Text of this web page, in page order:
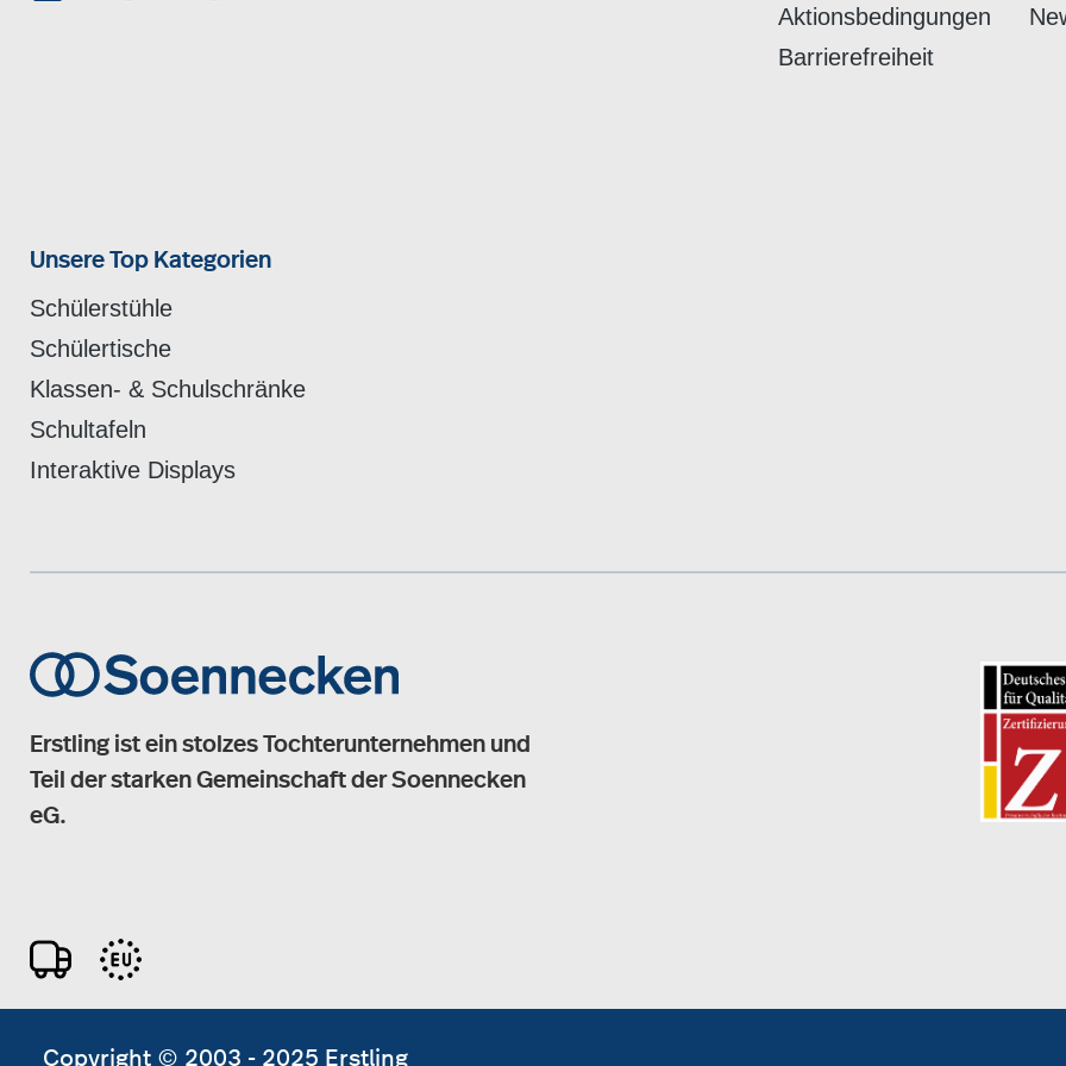
Aktionsbedingungen
Barrierefreiheit
Unsere Top Kategorien
Schülerstühle
Schülertische
Klassen- & Schulschränke
Schultafeln
Interaktive Displays
Erstling ist ein stolzes Tochterunternehmen und
Teil der starken Gemeinschaft der Soennecken
eG.
Copyright © 2003 - 2025 Erstling